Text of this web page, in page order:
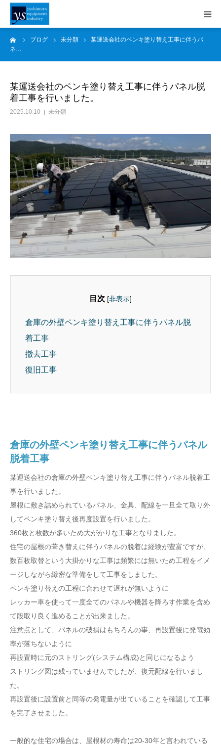
ブログ 未分類
某運送会社のペンキ塗り替え工事に伴うパ
ネ…
某運送会社のペンキ塗り替え工事に伴うパネル脱
着工事を行いました。
2025.10.10 未分類
目次 [非表示]
倉庫の外壁ペンキ塗り替え工事に伴うパネル脱
着工事
撤去工事
復旧工事
倉庫の外壁ペンキ塗り替え工事に伴うパネル
脱着工事
某運送会社の倉庫の外壁ペンキ塗り替え工事に伴うパネル脱着工
事を行いました。
屋根に敷き詰められているパネル、金具、配線を一旦全て取り外
してペンキ塗り替え後再度設置を行いました。
360枚と枚数が多いため大がかりな工事となりました。
住宅の屋根の葺き替えに伴うパネルの脱着は経験が豊富ですが、
数百枚取替という大掛かりな工事は頻繁には無いため工程をイメ
ージしながら緻密な準備をして工事をしました。
ペンキ塗り替えの工程に合わせて遅れが無いように
レッカー車を使って一度全てのパネルや機器を降ろす作業を含め
て段取り良く進めることが出来ました。
注意点として、パネルの破損はもちろんの事、再設置後に発電効
率が落ちないように
再設置時に元のストリング(システム構成)と同じになるよう
ストリング図は残っていませんでしたが、復元配線を行いまし
た。
再設置後に設置前と同等の発電量が出ていることを確認して工事
を完了させました。
一般的な住宅の場合は、屋根材の寿命は20-30年と言われている
事業内容
会社案内
SDGs
お知らせ
ブログ